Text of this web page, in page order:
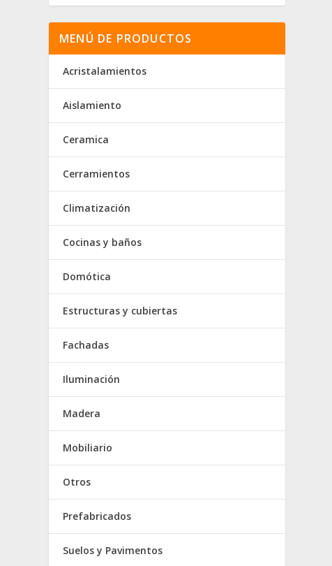
MENÚ DE PRODUCTOS
Acristalamientos
Aislamiento
Ceramica
Cerramientos
Climatización
Cocinas y baños
Domótica
Estructuras y cubiertas
Fachadas
Iluminación
Madera
Mobiliario
Otros
Prefabricados
Suelos y Pavimentos